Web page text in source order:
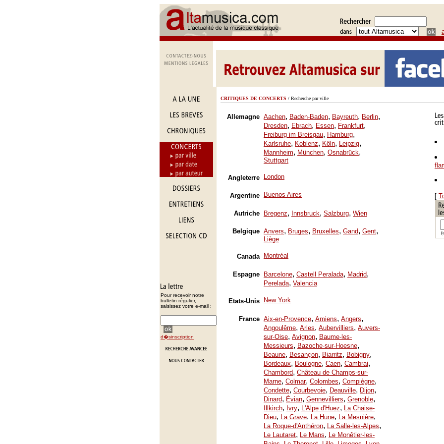
Pour recevoir notre
bulletin régulier,
saisissez votre e-mail :
d�sinscription
CRITIQUES DE CONCERTS / Recherche par ville
Allemagne Aachen, Baden-Baden, Bayreuth, Berlin,
Dresden, Ebrach, Essen, Frankfurt,
Freiburg im Breisgau, Hamburg,
Karlsruhe, Koblenz, Köln, Leipzig,
Mannheim, München, Osnabrück,
Stuttgart
Angleterre London
Argentine Buenos Aires
Autriche Bregenz, Innsbruck, Salzburg, Wien
Belgique Anvers, Bruges, Bruxelles, Gand, Gent,
Liège
Canada Montréal
Espagne Barcelone, Castell Peralada, Madrid,
Perelada, Valencia
Etats-Unis New York
France Aix-en-Provence, Amiens, Angers,
Angoulême, Arles, Aubervilliers, Auvers-
sur-Oise, Avignon, Baume-les-
Messieurs, Bazoche-sur-Hoesne,
Beaune, Besançon, Biarritz, Bobigny,
Bordeaux, Boulogne, Caen, Cambrai,
Chambord, Château de Champs-sur-
Marne, Colmar, Colombes, Compiègne,
Condette, Courbevoie, Deauville, Dijon,
Dinard, Évian, Gennevilliers, Grenoble,
Illkirch, Ivry, L'Alpe d'Huez, La Chaise-
Dieu, La Grave, La Hune, La Mesnière,
La Roque-d'Anthéron, La Salle-les-Alpes,
Le Lautaret, Le Mans, Le Monêtier-les-
[